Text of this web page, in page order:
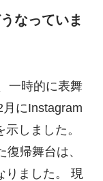
なっていま
一時的に表舞
にInstagram
しました。
帰舞台は、
りました。 現